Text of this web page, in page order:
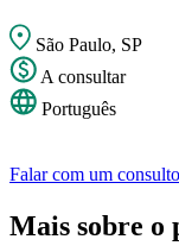
São Paulo, SP
A consultar
Português
Falar com um
Mais sobre o